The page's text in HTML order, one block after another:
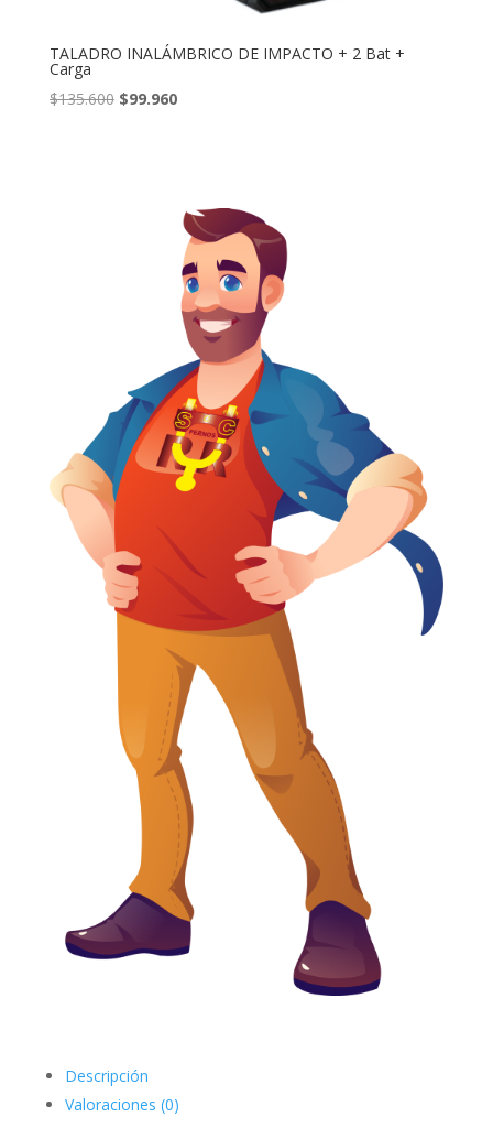
TALADRO INALÁMBRICO DE IMPACTO + 2 Bat +
Carga
$135.600 El
$135.600.
$99.960El
$99.960.
Descripción
Valoraciones (0)